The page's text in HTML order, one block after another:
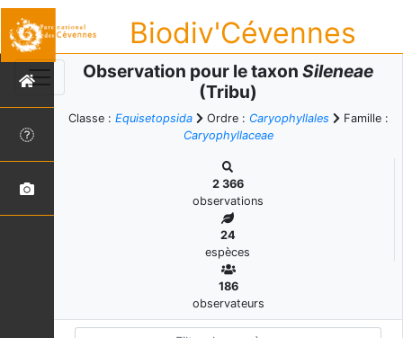
Biodiv'Cévennes
Observation pour le taxon Sileneae
(Tribu)
Classe : Equisetopsida Ordre : Caryophyllales
Famille :
Caryophyllaceae
2 366
observations
24
espèces
186
observateurs